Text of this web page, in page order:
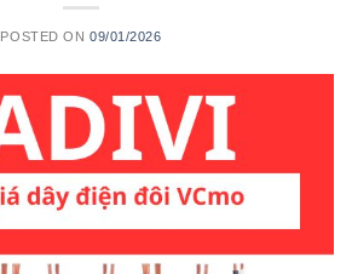
POSTED ON 09/01/2026